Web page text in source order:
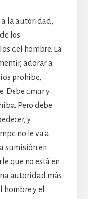
a la autoridad,
los
del hombre. La
adorar a
prohibe,
Debe amar y
Pero debe
y
no le va a
sumisión en
que no está en
autoridad más
hombre y el